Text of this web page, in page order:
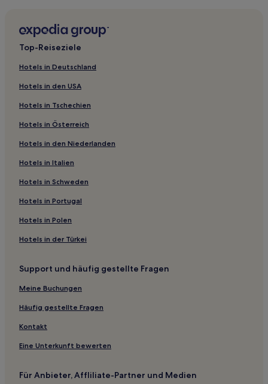
Lgbtqia-Freundliche in Denver
Familien in Aurora
Business in Lakewood
Ski in Winter Park
Ski in Nördliches Zentral-Colorado
Golf in Nördliches Zentral-Colorado
Hotels mit inbegriffenem Frühstück in Nördliches Zentral-
Haustierfreundliche in Golden
Hotels mit Fitnessbereich in Georgetown
Top-Reiseziele
Hotels in Deutschland
Hotels in den USA
Hotels in Tschechien
Hotels in Österreich
Hotels in den Niederlanden
Hotels in Italien
Hotels in Schweden
Hotels in Portugal
Hotels in Polen
Hotels in der Türkei
Support und häufig gestellte Fragen
Meine Buchungen
Häufig gestellte Fragen
Kontakt
Eine Unterkunft bewerten
Für Anbieter, Affliliate-Partner und Medien